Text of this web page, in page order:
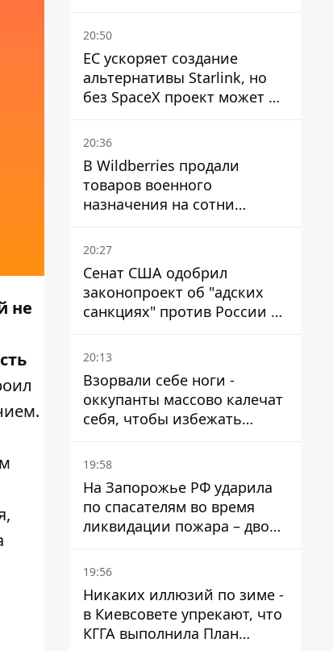
не
20:50
ЕС ускоряет создание
альтернативы Starlink, но
без SpaceX проект может не
обойтись
20:36
В Wildberries продали
товаров военного
назначения на сотни
миллионов, но удары ВСУ
изменили ситуацию
20:27
Сенат США одобрил
законопроект об "адских
санкциях" против России и
Ирана
20:13
Взорвали себе ноги -
оккупанты массово калечат
себя, чтобы избежать
штурмов - ГУР
19:58
На Запорожье РФ ударила
по спасателям во время
ликвидации пожара – двое
раненых
19:56
Никаких иллюзий по зиме -
в Киевсовете упрекают, что
КГГА выполнила План